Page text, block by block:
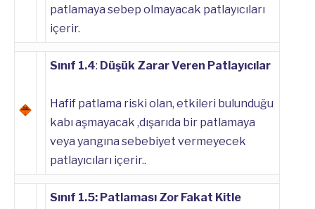
patlamaya sebep olmayacak patlayıcıları
içerir.
Sınıf 1.4: Düşük Zarar Veren Patlayıcılar
Hafif patlama riski olan, etkileri bulunduğu
kabı aşmayacak ,dışarıda bir patlamaya
veya yangına sebebiyet vermeyecek
patlayıcıları içerir..
Sınıf 1.5: Patlaması Zor Fakat Kitle